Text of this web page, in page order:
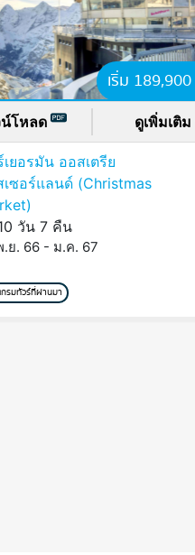
เริ่ม
ยอรมัน ออสเตรีย
เซอร์แลนด์ (Christmas
วัน 7 คืน
ย. 66 - ม.ค. 67
กรมทัวร์ที่ผ่านมา
โหลด ดูเพิ่มเติม